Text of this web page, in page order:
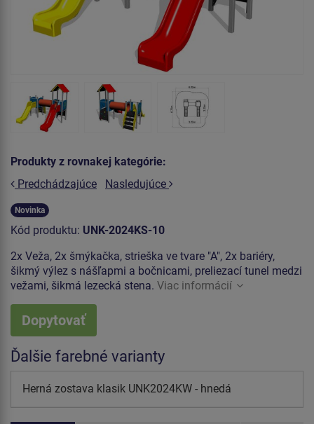
Produkty z rovnakej kategórie:
Predchádzajúce
Nasledujúce
Novinka
Kód produktu: UNK-2024KS-10
2x Veža, 2x šmýkačka, strieška ve tvare "A", 2x bariéry,
šikmý výlez s nášľapmi a bočnicami, preliezací tunel medzi
vežami, šikmá lezecká stena. Viac informácií
Dopytovať
Ďalšie farebné varianty
Herná zostava klasik UNK2024KW - hnedá